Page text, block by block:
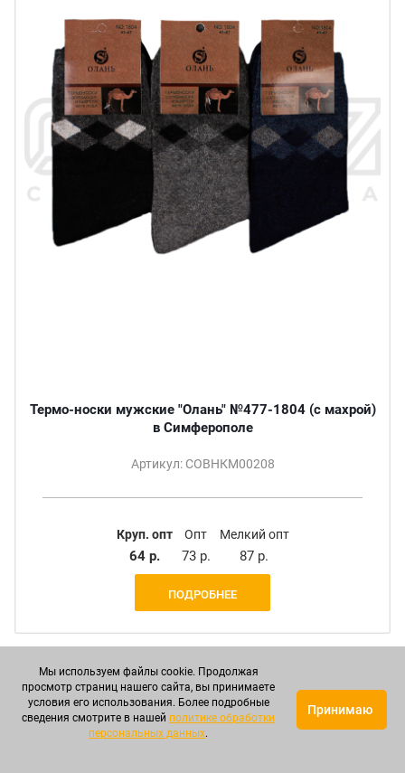
Термо-носки мужские "Олань" №477-1804 (с махрой)
в Симферополе
Артикул: СОВНКМ00208
Круп. опт
64 р.
Опт
73 р.
Мелкий опт
87 р.
ПОДРОБНЕЕ
Мы используем файлы cookie. Продолжая
просмотр страниц нашего сайта, вы принимаете
условия его использования. Более подробные
сведения смотрите в нашей политике обработки
персональных данных.
Принимаю